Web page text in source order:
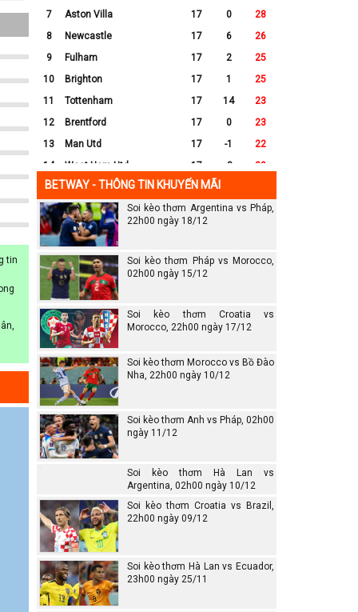
đi
ghi
tin
7
Aston Villa 17 0
28
8
Newcastle 17 6
26
9
Fulham 17 2
25
10
Brighton 17 1
25
11
Tottenham 17 14
23
12
Brentford 17 0
23
13
Man Utd 17 -1
22
14
West Ham Utd 17 -8
20
15
Everton 17
16
Crystal Palace 17 -8
16
17
Leicester City
18
Ipswich
19
Wolves 17
20
Southampton
BETWAY - THÔNG TIN KHUYẾN MÃI
Soi kèo thơm Argentina vs Pháp,
22h00 ngày 18/12
Soi kèo thơm Pháp vs Morocco,
02h00 ngày 15/12
Soi kèo thơm Croatia vs
Morocco, 22h00 ngày 17/12
Soi kèo thơm Morocco vs Bồ Đào
Nha, 22h00 ngày 10/12
Soi kèo thơm Anh vs Pháp, 02h00
ngày 11/12
Soi kèo thơm Hà Lan vs
Argentina, 02h00 ngày 10/12
Soi kèo thơm Croatia vs Brazil,
22h00 ngày 09/12
Soi kèo thơm Hà Lan vs Ecuador,
23h00 ngày 25/11